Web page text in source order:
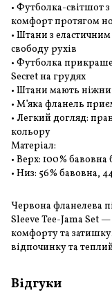
• Футболка-світшот
комфорт протягом
• Штани з
свободу рухів
• Футболка
Secret на грудях
• Штани мають
• М’яка фланель
• Легкий догляд:
кольору
Матеріал:
• Верх: 100% бавовна
• Низ: 56% бавовна,
Червона фланелева
Sleeve Tee-Jama Set
комфорту та
відпочинку та
Відгуки